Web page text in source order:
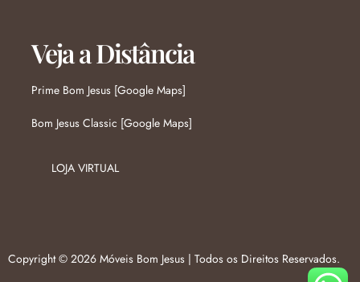
Veja a Distância
Prime Bom Jesus [Google Maps]
Bom Jesus Classic [Google Maps]
LOJA VIRTUAL
Copyright © 2026 Móveis Bom Jesus | Todos os Direitos Reservados.